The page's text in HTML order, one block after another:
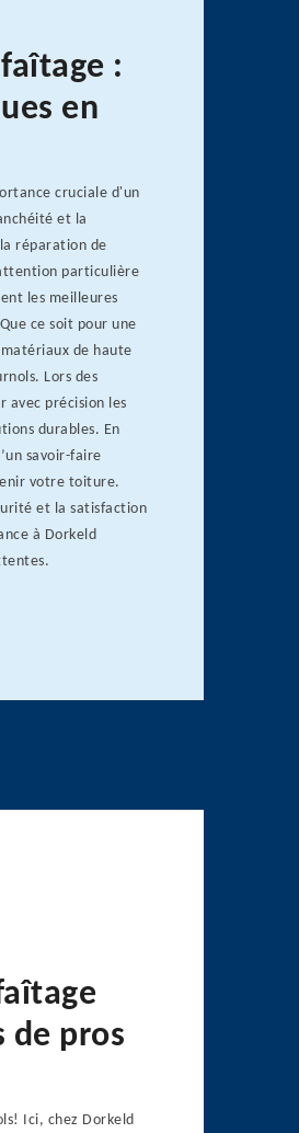
:
en
cruciale d'un
et la
réparation de
particulière
les meilleures
ce soit pour une
matériaux de haute
Lors des
avec précision les
durables. En
savoir-faire
votre toiture.
et la satisfaction
à Dorkeld
de pros
Ici, chez Dorkeld